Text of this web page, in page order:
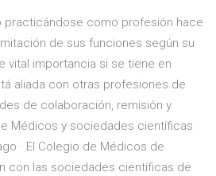
practicándose como profesión hace
de sus funciones según su
vital importancia si se tiene en
aliada con otras profesiones de
de colaboración, remisión y
Médicos y sociedades científicas
· El Colegio de Médicos de
con las sociedades científicas de